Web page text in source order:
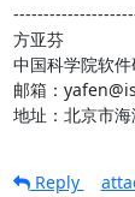
方亚芬
中国科学院软
邮箱：
地址：北京市
Reply